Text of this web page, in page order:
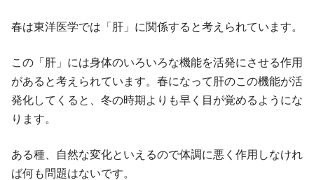
春は東洋医学では「肝」に関係すると考えられています。
この「肝」には身体のいろいろな機能を活発にさせる作用
があると考えられています。春になって肝のこの機能が活
発化してくると、冬の時期よりも早く目が覚めるようにな
ります。
ある種、自然な変化といえるので体調に悪く作用しなけれ
ば何も問題はないです。